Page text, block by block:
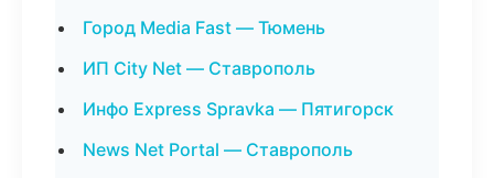
Город Media Fast — Тюмень
ИП City Net — Ставрополь
Инфо Express Spravka — Пятигорск
News Net Portal — Ставрополь